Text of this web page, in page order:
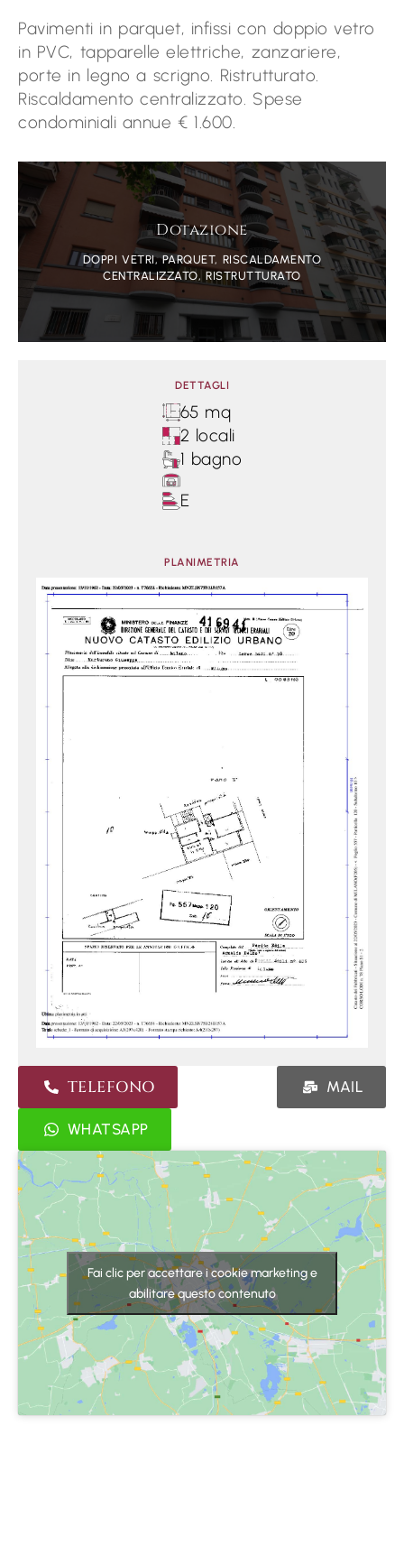
Pavimenti in parquet, infissi con doppio vetro
in PVC, tapparelle elettriche, zanzariere,
porte in legno a scrigno. Ristrutturato.
Riscaldamento centralizzato. Spese
condominiali annue € 1.600.
Dotazione
DOPPI VETRI, PARQUET, RISCALDAMENTO
CENTRALIZZATO, RISTRUTTURATO
DETTAGLI
65 mq
2 locali
1 bagno
E
PLANIMETRIA
TELEFONO MAIL
WHATSAPP
Fai clic per accettare i cookie marketing e
abilitare questo contenuto